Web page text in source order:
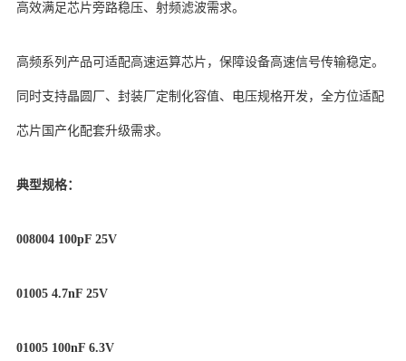
高效满足芯片旁路稳压、射频滤波需求。
高频系列产品可适配高速运算芯片，保障设备高速信号传输稳定。
同时支持晶圆厂、封装厂定制化容值、电压规格开发，全方位适配
芯片国产化配套升级需求。
典型规格：
008004 100pF 25V
01005 4.7nF 25V
01005 100nF 6.3V